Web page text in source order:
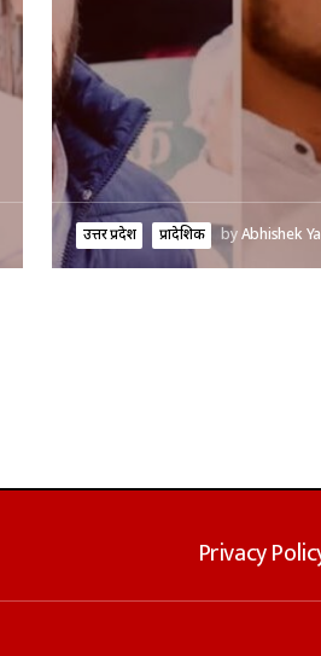
उत्तर प्रदेश प्रादेशिक byAbhishek
Privacy